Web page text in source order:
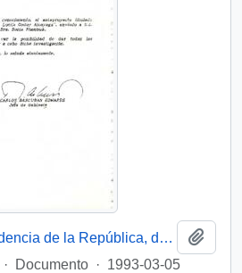
Carta desde la Presidencia de la República, del sr. Carlos Bascuñán Edwards, Jefe de Gabinete, dirigida al Señor Sergio Villalobos, Director de Bibliotecas, Archivos y Museos
· Documento · 1993-03-05